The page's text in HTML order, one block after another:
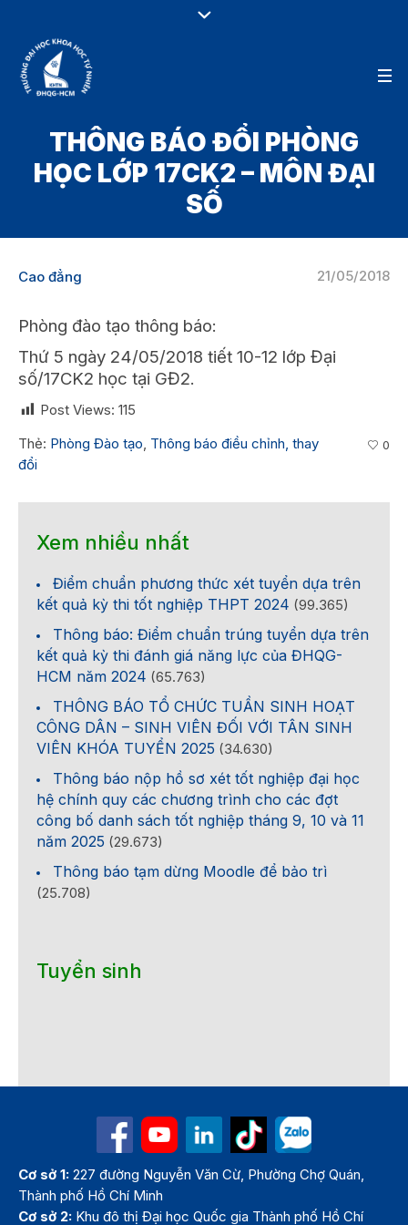
THÔNG BÁO ĐỔI PHÒNG
HỌC LỚP 17CK2 – MÔN ĐẠI
SỐ
21/05/2018
Cao đẳng
Phòng đào tạo thông báo:
Thứ 5 ngày 24/05/2018 tiết 10-12 lớp Đại
số/17CK2 học tại GĐ2.
Post Views: 115
Thẻ: Phòng Đào tạo, Thông báo điều chỉnh, thay
đổi
0
Xem nhiều nhất
Điểm chuẩn phương thức xét tuyển dựa trên
kết quả kỳ thi tốt nghiệp THPT 2024 (99.365)
Thông báo: Điểm chuẩn trúng tuyển dựa trên
kết quả kỳ thi đánh giá năng lực của ĐHQG-
HCM năm 2024 (65.763)
THÔNG BÁO TỔ CHỨC TUẦN SINH HOẠT
CÔNG DÂN – SINH VIÊN ĐỐI VỚI TÂN SINH
VIÊN KHÓA TUYỂN 2025 (34.630)
Thông báo nộp hồ sơ xét tốt nghiệp đại học
hệ chính quy các chương trình cho các đợt
công bố danh sách tốt nghiệp tháng 9, 10 và 11
năm 2025 (29.673)
Thông báo tạm dừng Moodle để bảo trì
(25.708)
Tuyển sinh
Cơ sở 1: 227 đường Nguyễn Văn Cừ, Phường Chợ Quán,
Thành phố Hồ Chí Minh
Cơ sở 2: Khu đô thị Đại học Quốc gia Thành phố Hồ Chí